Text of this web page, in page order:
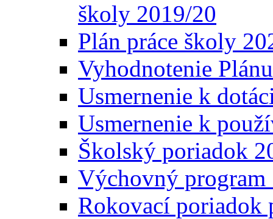
školy 2019/20
Plán práce školy
Vyhodnotenie
Usmernenie k
Usmernenie k
Školský poriadok
Výchovný
Rokovací poriadok